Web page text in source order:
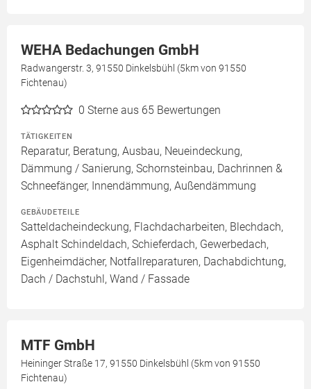
WEHA Bedachungen GmbH
Radwangerstr. 3, 91550 Dinkelsbühl (5km von 91550
Fichtenau)
0 Sterne aus 65 Bewertungen
TÄTIGKEITEN
Reparatur, Beratung, Ausbau, Neueindeckung,
Dämmung / Sanierung, Schornsteinbau, Dachrinnen &
Schneefänger, Innendämmung, Außendämmung
GEBÄUDETEILE
Satteldacheindeckung, Flachdacharbeiten, Blechdach,
Asphalt Schindeldach, Schieferdach, Gewerbedach,
Eigenheimdächer, Notfallreparaturen, Dachabdichtung,
Dach / Dachstuhl, Wand / Fassade
MTF GmbH
Heininger Straße 17, 91550 Dinkelsbühl (5km von 91550
Fichtenau)